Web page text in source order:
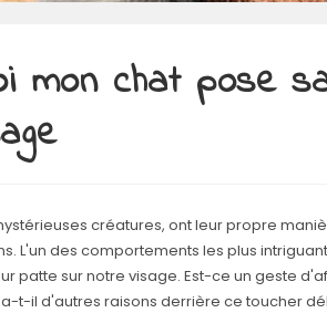
mon chat pose
créatures, ont leur propre
L'un des comportements les plus
patte sur notre visage. Est-ce un geste
t-il d'autres raisons derrière ce toucher